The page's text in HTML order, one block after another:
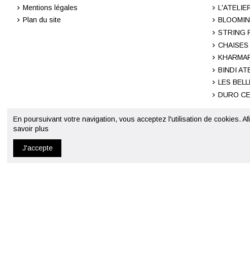
Mentions légales
Plan du site
STRING
BINDI
LES
DURO
En poursuivant votre navigation, vous acceptez l'utilisation de cookies.
savoir plus
J'accepte